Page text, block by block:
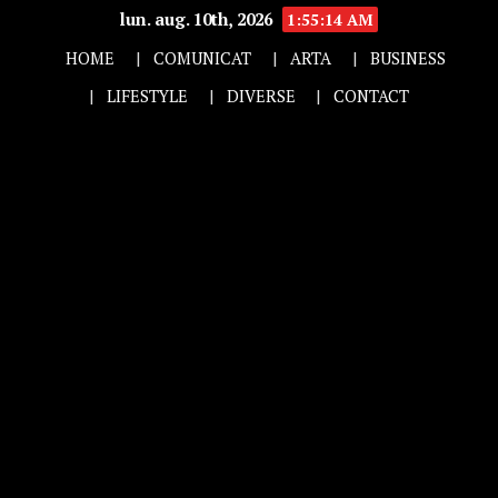
lun. aug. 10th, 2026
1:55:15 AM
HOME
COMUNICAT ARTA
BUSINESS
LIFESTYLE
DIVERSE CONTACT